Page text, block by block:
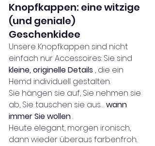
Knopfkappen: eine witzige
(und geniale)
Geschenkidee
Unsere Knopfkappen sind nicht
einfach nur Accessoires: Sie sind
kleine, originelle Details , die ein
Hemd individuell gestalten.
Sie hängen sie auf, Sie nehmen sie
ab, Sie tauschen sie aus… wann
immer Sie wollen .
Heute elegant, morgen ironisch,
dann wieder überaus farbenfroh.